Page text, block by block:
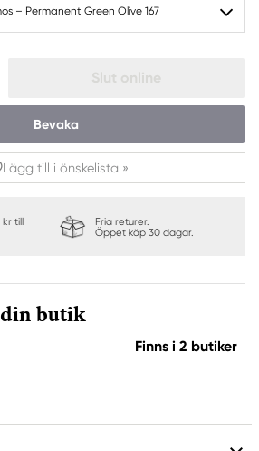
– Permanent Green Olive 167
Slut online
Bevaka
Lägg till i önskelista »
kr till
Fria returer.
Öppet köp 30 dagar.
butik
Finns i 2 butiker